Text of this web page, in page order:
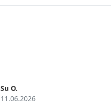
Su O.
11.06.2026